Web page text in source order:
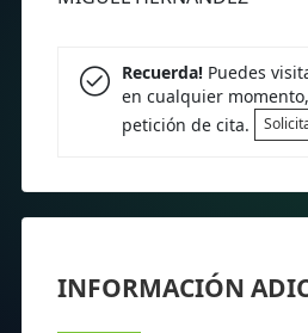
Recuerda!Puedes
en cualquier
petición de cita.
INFORMACIÓN